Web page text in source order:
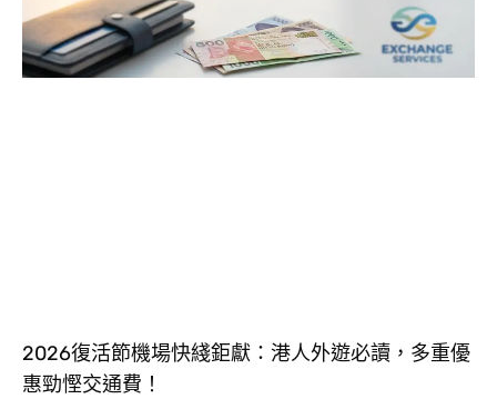
2026復活節機場快綫鉅獻：港人外遊必讀，多重優
惠勁慳交通費！